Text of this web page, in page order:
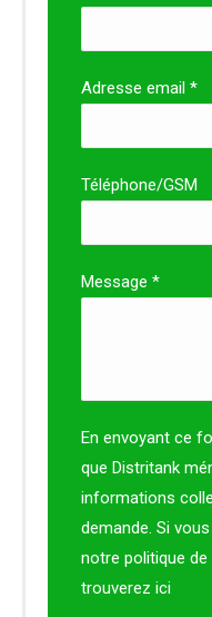
Adresse email *
Téléphone/GSM
Message *
En envoyant ce
que Distritank
informations
demande. Si
notre politique
trouverez ici